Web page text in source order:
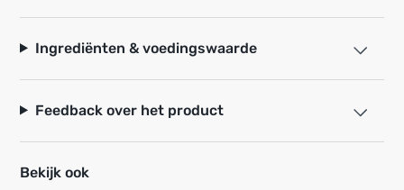
Ingrediënten & voedingswaarde
Feedback over het product
Bekijk ook